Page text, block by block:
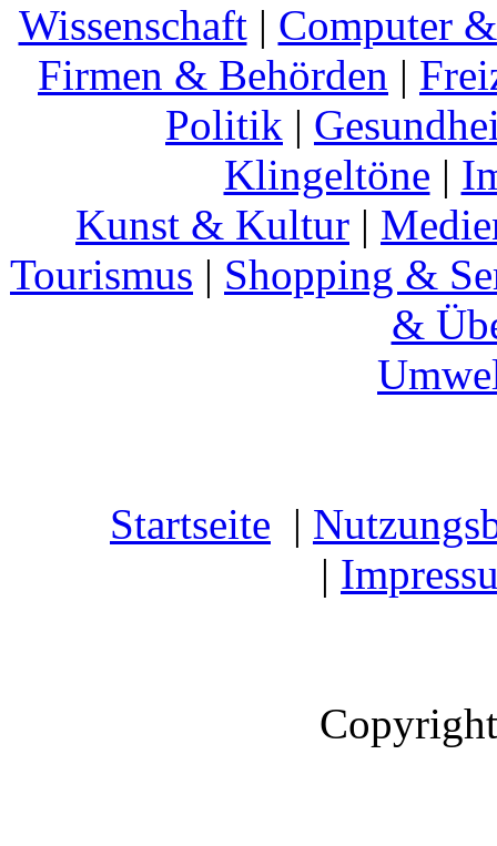
Wissenschaft| Computer
Firmen & Behörden |
Politik |
Klingeltöne |
Kunst & Kultur |
Tourismus | Shopping &
&
Startseite |
|